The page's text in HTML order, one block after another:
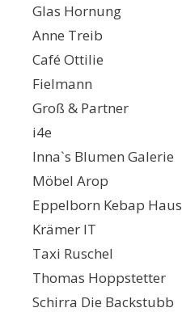
Glas Hornung
Anne Treib
Café Ottilie
Fielmann
Groß & Partner
i4e
Inna`s Blumen Galerie
Möbel Arop
Eppelborn Kebap Haus
Krämer IT
Taxi Ruschel
Thomas Hoppstetter
Schirra Die Backstubb